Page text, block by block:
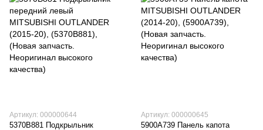
Артикул: 000000644
5370B881 Подкрыльник
Артикул: 000000645
5900A739 Панель капота